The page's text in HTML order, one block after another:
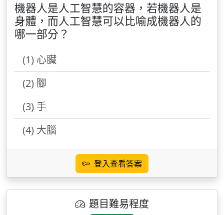
機器人是人工智慧的容器，若機器人是
身體，而人工智慧可以比喻成機器人的
哪一部分？
(1) 心臟
(2) 腳
(3) 手
(4) 大腦
登入查看答案
題目難易程度